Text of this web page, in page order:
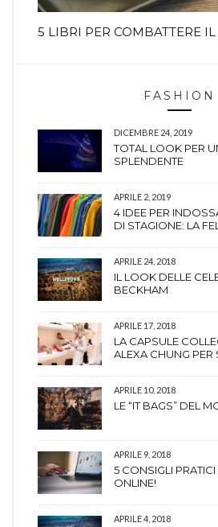
5 LIBRI PER COMBATTERE
FASHION
DICEMBRE 24, 2019
TOTAL LOOK PER
SPLENDENTE
APRILE 2, 2019
4 IDEE PER
DI STAGIONE: LA
APRILE 24, 2018
IL LOOK DELLE
BECKHAM
APRILE 17, 2018
LA CAPSULE
ALEXA CHUNG PER
APRILE 10, 2018
LE “IT BAGS” DEL
APRILE 9, 2018
5 CONSIGLI
ONLINE!
APRILE 4, 2018